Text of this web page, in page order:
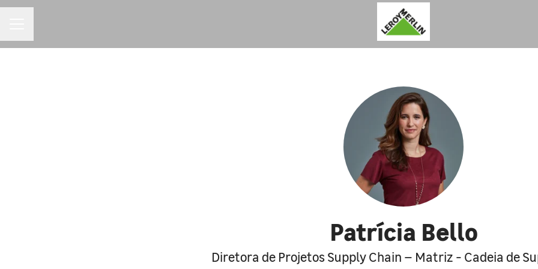
Patrícia Bello
Diretora de Projetos Supply Chain – Matriz - Cadeia de